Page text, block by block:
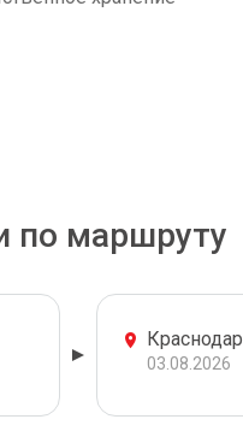
по маршруту
Краснодар
03.08.2026